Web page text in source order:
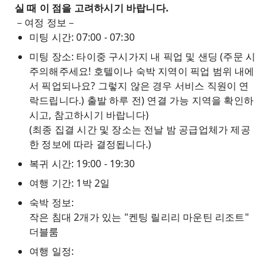
고 마음을 편안하게 하기에 적합합니다.
9인승 차량으로 안전하고 보안이 잘 되어 있으며,
도심 명소까지 왕복 이동이 가능하여 쉽게 체험할
수 있습니다.
실 때 이 점을 고려하시기 바랍니다.
－여정 정보－
미팅 시간: 07:00 - 07:30
미팅 장소: 타이중 구시가지 내 픽업 및 샌딩 (주문 시
주의해주세요! 호텔이나 숙박 지역이 픽업 범위 내에
서 픽업되나요? 그렇지 않은 경우 서비스 직원이 연
락드립니다.) 출발 하루 전) 연결 가능 지역을 확인하
시고, 참고하시기 바랍니다)
(최종 집결 시간 및 장소는 전날 밤 공급업체가 제공
한 정보에 따라 결정됩니다.)
복귀 시간: 19:00 - 19:30
여행 기간: 1박 2일
숙박 정보:
작은 침대 2개가 있는 "켄팅 릴리리 마운틴 리조트"
더블룸
여행 일정: